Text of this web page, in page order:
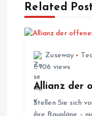
a
Related
Zuseway
106 views
Allianz der
Stellen Sie sich